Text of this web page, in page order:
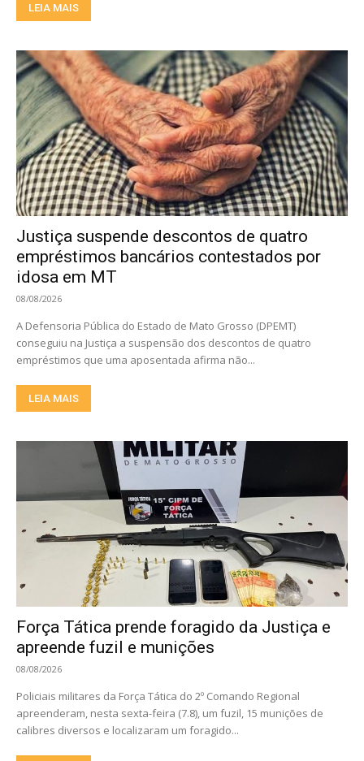
LEIA MAIS
Justiça suspende descontos de quatro
empréstimos bancários contestados por
idosa em MT
08/08/2026
A Defensoria Pública do Estado de Mato Grosso (DPEMT)
conseguiu na Justiça a suspensão dos descontos de quatro
empréstimos que uma aposentada afirma não...
LEIA MAIS
Força Tática prende foragido da Justiça e
apreende fuzil e munições
08/08/2026
Policiais militares da Força Tática do 2º Comando Regional
apreenderam, nesta sexta-feira (7.8), um fuzil, 15 munições de
calibres diversos e localizaram um foragido...